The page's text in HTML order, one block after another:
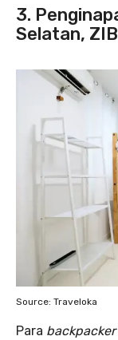
3.
Selatan,
Source: Traveloka
Para backpacker